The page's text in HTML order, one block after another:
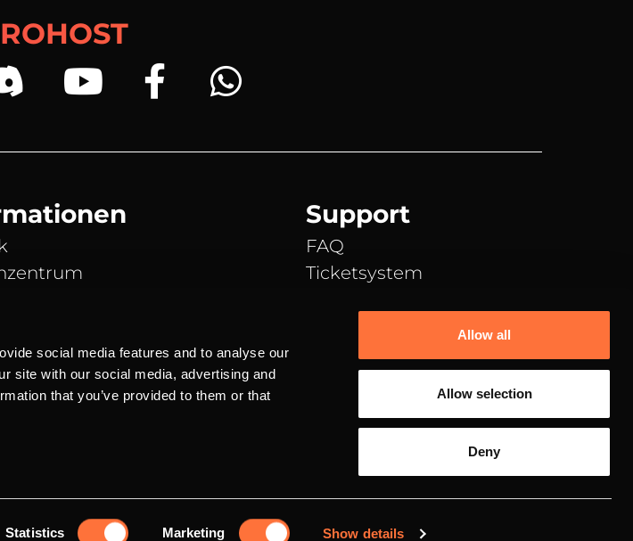
social media features and to analyse our
site with our social media, advertising and
that you’ve provided to them or that
Statistics Marketing Show details
Allow all
Allow selection
Deny
Support
FAQ
Ticketsystem
E-Mail Support
Datenschutz Impressum